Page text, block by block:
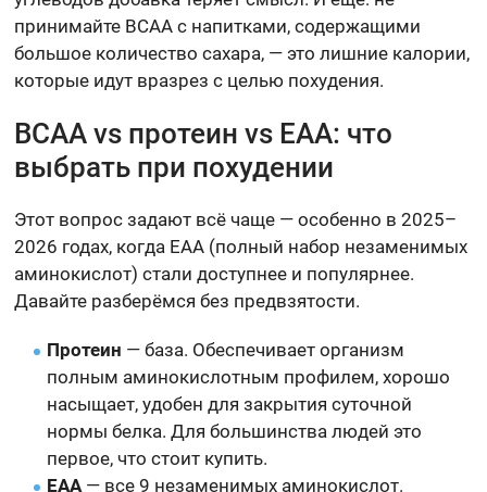
принимайте BCAA с напитками, содержащими
большое количество сахара, — это лишние калории,
которые идут вразрез с целью похудения.
BCAA vs протеин vs EAA: что
выбрать при похудении
Этот вопрос задают всё чаще — особенно в 2025–
2026 годах, когда EAA (полный набор незаменимых
аминокислот) стали доступнее и популярнее.
Давайте разберёмся без предвзятости.
Протеин — база. Обеспечивает организм
полным аминокислотным профилем, хорошо
насыщает, удобен для закрытия суточной
нормы белка. Для большинства людей это
первое, что стоит купить.
EAA — все 9 незаменимых аминокислот.